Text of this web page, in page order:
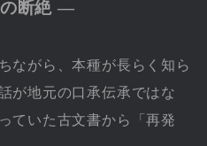
断絶 ―
ながら、本種が長らく知ら
が地元の口承伝承ではな
ていた古文書から「再発